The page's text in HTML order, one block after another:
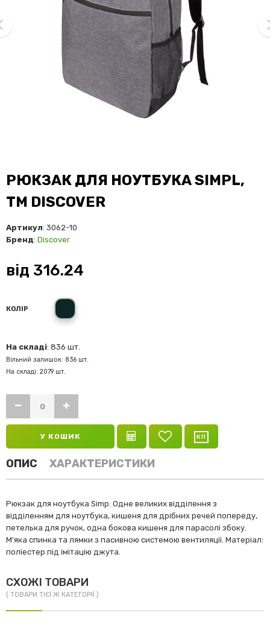
РЮКЗАК ДЛЯ НОУТБУКА SIMPL,
ТМ DISCOVER
Артикул: 3062-10
Бренд: Discover
від 316.24
КОЛІР
сірий
На складі: 836 шт.
Вільний залишок: 836 шт.
На складі: 2079 шт.
У КОШИК
ОПИС ХАРАКТЕРИСТИКИ
Рюкзак для ноутбука Simp. Одне великих відділення з
відділенням для ноутбука, кишеня для дрібних речей попереду,
петелька для ручок, одна бокова кишеня для парасолі збоку.
М'яка спинка та лямки з пасивною системою вентиляції. Матеріал:
поліестер під імітацію джута.
СХОЖІ ТОВАРИ
( ТОВАРИ ТІЄЇ Ж КАТЕГОРІЇ )